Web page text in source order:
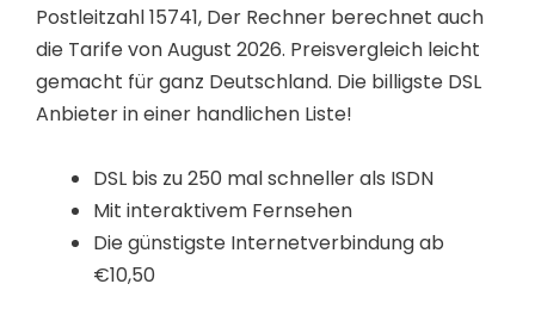
Postleitzahl 15741, Der Rechner berechnet auch
die Tarife von August 2026. Preisvergleich leicht
gemacht für ganz Deutschland. Die billigste DSL
Anbieter in einer handlichen Liste!
DSL bis zu 250 mal schneller als ISDN
Mit interaktivem Fernsehen
Die günstigste Internetverbindung ab
€10,50